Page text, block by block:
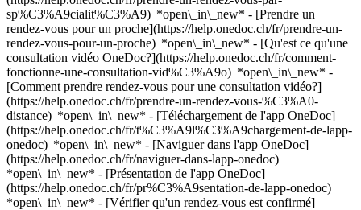
sp%C3%A9cialit%C3%A9) *open\_in\_new* - [Prendre un
rendez-vous pour un proche](https://help.onedoc.ch/fr/prendre-un-
rendez-vous-pour-un-proche) *open\_in\_new* - [Qu'est ce qu'une
consultation vidéo OneDoc?](https://help.onedoc.ch/fr/comment-
fonctionne-une-consultation-vid%C3%A9o) *open\_in\_new* -
[Comment prendre rendez-vous pour une consultation vidéo?]
(https://help.onedoc.ch/fr/prendre-un-rendez-vous-%C3%A0-
distance) *open\_in\_new* - [Téléchargement de l'app OneDoc]
(https://help.onedoc.ch/fr/t%C3%A9l%C3%A9chargement-de-lapp-
onedoc) *open\_in\_new* - [Naviguer dans l'app OneDoc]
(https://help.onedoc.ch/fr/naviguer-dans-lapp-onedoc)
*open\_in\_new* - [Présentation de l'app OneDoc]
(https://help.onedoc.ch/fr/pr%C3%A9sentation-de-lapp-onedoc)
*open\_in\_new* - [Vérifier qu'un rendez-vous est confirmé](https://help.onedoc.ch/fr/v%C3%A9rifier-quun-rendez-vous-est-confirm%C3%A9) *open\_in\_new* - [Annuler un rendez-vous pris en ligne sur OneDoc](https://help.onedoc.ch/fr/annuler-un-rendez-vous-pris-en-ligne-sur-onedoc) *open\_in\_new* - [Je ne reçois pas de confirmation de rendez-vous](https://help.onedoc.ch/fr/je-ne-re%C3%A7ois-pas-de-confirmation-de-rendez-vous) *open\_in\_new* [Voir tous nos articles *open\_in\_new*](https://help.onedoc.ch/fr/) close ## Modifier votre recherche ![Maison avec un signe plus annonçant qu’une consultation peut être effectuée sur place](https://www.onedoc.ch/assets/images/icons/on-site.svg) Sur place ![Caméra avec un symbole lecture annonçant qu’une consultation peut être effectuée à distance en vidéo](https://www.onedoc.ch/assets/images/icons/remote.svg) À distance Rechercher #### Spécialités #### Praticiens #### Établissements edit Perçage d'oreilles à Onex tune Filtrer par Nouveaux patients*keyboard\_arrow\_down* - Acceptés*check\_circle* Langue parlée*keyboard\_arrow\_down* - Albanais*check\_circle* - Allemand*check\_circle* - Anglais*check\_circle* - Arabe*check\_circle* - Espagnol*check\_circle* - Français*check\_circle* - Italien*check\_circle* - Persan*check\_circle* - Peul*check\_circle* - Portugais*check\_circle* - Turc*check\_circle* - Vietnamien*check\_circle* Sexe*keyboard\_arrow\_down* - Femme*check\_circle* - Homme*check\_circle* Réseau*keyboard\_arrow\_down* - Sun Store*check\_circle* - Amavita*check\_circle* - Coop Vitality*check\_circle* Disponibilité*keyboard\_arrow\_down* - Disponible aujourdhui*check\_circle* - Dans les 3 prochains jours*check\_circle* - Dans les 7 prochains jours*check\_circle* - Dans les 14 prochains jours*check\_circle* # __Perçage d'oreilles__ à __Onex__: prenez rendez-vous en ligne aujourd'hui ## 3 résultats à Onex [![Pharmacie Munier SA, pharmacie à Onex](https://assets.onedoc.ch/images/entities/63ecad2e3152028a8d46cc02a582a8e2558b8a2f70411c63aea710b0ba50595e-small.png "Pharmacie Munier SA, pharmacie à Onex")](https://www.onedoc.ch/fr/pharmacie/onex/e601/pharmacie-munier-sa) ### [Pharmacie Munier SA](https://www.onedoc.ch/fr/pharmacie/onex/e601/pharmacie-munier-sa) ![Badge indiquant un profil vérifié](https://www.onedoc.ch/assets/images/icons/checkmark.svg) Pharmacie Avenue des Grandes-Communes 27 1213 Onex ![Icône patient avec un signe plus annonçant que le professionnel accepte de nouveaux patients](https://www.onedoc.ch/assets/images/icons/new-patients.svg)Accepte les nouveaux patients [Réserver un RDV](https://www.onedoc.ch/fr/pharmacie/onex/e601/pharmacie-munier-sa) *chevron\_left* lun. 03 août *chevron\_right* Voir plus de rendez-vous *error\_outline* Une erreur s'est produite lors du chargement des disponibilités [Réessayer](https://www.onedoc.ch) [![Coop Vitality Onex, pharmacie à Onex](https://assets.onedoc.ch/images/entities/d28f2731f2af37f24c4d95cec9d2e4b75a8872863f68b5e8c393b504ffae1839-small.png "Coop Vitality Onex, pharmacie à Onex")](https://www.onedoc.ch/fr/pharmacie/onex/e2e3/coop-vitality-onex) ### [Coop Vitality Onex](https://www.onedoc.ch/fr/pharmacie/onex/e2e3/coop-vitality-onex) ![Badge indiquant un profil vérifié](https://www.onedoc.ch/assets/images/icons/checkmark.svg) Pharmacie Rue des Bossons 21 1213 Onex ![Icône patient avec un signe plus annonçant que le professionnel accepte de nouveaux patients](https://www.onedoc.ch/assets/images/icons/new-patients.svg)Accepte les nouveaux patients [Réserver un RDV](https://www.onedoc.ch/fr/pharmacie/onex/e2e3/coop-vitality-onex) *chevron\_left* lun. 03 août *chevron\_right* Voir plus de rendez-vous *error\_outline* Une erreur s'est produite lors du chargement des disponibilités [Réessayer](https://www.onedoc.ch) [![Pharmacie Populaire Caroll, prestations de santé en pharmacie à Onex](https://assets.onedoc.ch/images/users/45d0ffe7dfaeb858a778c7555a537d527e920fcf536cddb7f82133d6b69ab993-small.jpg "Pharmacie Populaire Caroll, prestations de santé en pharmacie à Onex")](https://www.onedoc.ch/fr/prestations-de-sante-en-pharmacie/onex/pcfu3/pharmacie-populaire-caroll) ### [Pharmacie Populaire Caroll](https://www.onedoc.ch/fr/prestations-de-sante-en-pharmacie/onex/pcfu3/pharmacie-populaire-caroll) ![Badge indiquant un profil vérifié](https://www.onedoc.ch/assets/images/icons/checkmark.svg) [Prestations de santé en pharmacie](https://www.onedoc.ch/fr/prestations-de-sante-en-pharmacie/onex) [Pharmacie Populaire Caroll](https://www.onedoc.ch/fr/pharmacie/onex/e41m/pharmacie-populaire-caroll) Chemin de la Caroline 18 1213 Onex ![Icône patient avec un signe plus annonçant que le professionnel accepte de nouveaux patients](https://www.onedoc.ch/assets/images/icons/new-patients.svg)Accepte les nouveaux patients [Réserver un RDV](https://www.onedoc.ch/fr/prestations-de-sante-en-pharmacie/onex/pcfu3/pharmacie-populaire-caroll) Expertises: Perçage d'oreilles, [Test streptocoques](https://www.onedoc.ch/fr/test-streptocoques/onex), [Dépistage du cancer colorectal](https://www.onedoc.ch/fr/depistage-du-cancer-colorectal/onex), [Vaccination encéphalite à tiques (FSME)](https://www.onedoc.ch/fr/vaccination-encephalite-a-tiques-fsme/onex), [Vaccination rougeole - rubéole - oreillon (ROR)](https://www.onedoc.ch/fr/vaccination-rougeole-rubeole-oreillon-ror/onex), [Bas de compression](https://www.onedoc.ch/fr/bas-de-compression/onex), [Contraception d'urgence](https://www.onedoc.ch/fr/contraception-d-urgence/onex), [Mesure de la glycémie](https://www.onedoc.ch/fr/mesure-de-la-glycemie/onex), [Préparation magistrale en aromathérapie](https://www.onedoc.ch/fr/preparation-magistrale-en-aromatherapie/onex)Voir plus *chevron\_left* lun. 03 août *chevron\_right* Voir plus de rendez-vous *error\_outline* Une erreur s'est produite lors du chargement des disponibilités [Réessayer](https://www.onedoc.ch) Expertises: Perçage d'oreilles, [Test streptocoques](https://www.onedoc.ch/fr/test-streptocoques/onex), [Dépistage du cancer colorectal](https://www.onedoc.ch/fr/depistage-du-cancer-colorectal/onex), [Vaccination encéphalite à tiques (FSME)](https://www.onedoc.ch/fr/vaccination-encephalite-a-tiques-fsme/onex), [Vaccination rougeole - rubéole - oreillon (ROR)](https://www.onedoc.ch/fr/vaccination-rougeole-rubeole-oreillon-ror/onex), [Bas de compression](https://www.onedoc.ch/fr/bas-de-compression/onex), [Contraception d'urgence](https://www.onedoc.ch/fr/contraception-d-urgence/onex), [Mesure de la glycémie](https://www.onedoc.ch/fr/mesure-de-la-glycemie/onex), [Préparation magistrale en aromathérapie](https://www.onedoc.ch/fr/preparation-magistrale-en-aromatherapie/onex)Voir plus ## __Perçage d'oreilles__: d'autres spécialistes sont réservables en ligne dans les environs de __Onex__ [![Sun Store Petit-Lancy, pharmacie à Lancy](https://assets.onedoc.ch/images/entities/602e1712b36c5929bb780a3cf4a363a05435660cadb4347a2b0f2549fc903e42-small.png "Sun Store Petit-Lancy, pharmacie à Lancy")](https://www.onedoc.ch/fr/pharmacie/lancy/e4q1/sun-store-petit-lancy) ### [Sun Store Petit-Lancy](https://www.onedoc.ch/fr/pharmacie/lancy/e4q1/sun-store-petit-lancy) ![Badge indiquant un profil vérifié](https://www.onedoc.ch/assets/images/icons/checkmark.svg) Pharmacie Route de Chancy 71 1213 Lancy ![Icône patient avec un signe plus annonçant que le professionnel accepte de nouveaux patients](https://www.onedoc.ch/assets/images/icons/new-patients.svg)Accepte les nouveaux patients [Réserver un RDV](https://www.onedoc.ch/fr/pharmacie/lancy/e4q1/sun-store-petit-lancy) *chevron\_left* lun. 03 août *chevron\_right* Voir plus de rendez-vous *error\_outline* Une erreur s'est produite lors du chargement des disponibilités [Réessayer](https://www.onedoc.ch) [![Pharmacie Populaire Noyer, centre de vaccination à Lancy](https://assets.onedoc.ch/images/users/780d15f31e615adebb70e5c155a5af200535a8fc30d7934b1a510d99faf35fe3-small.jpg "Pharmacie Populaire Noyer, centre de vaccination à Lancy")](https://www.onedoc.ch/fr/centre-de-vaccination/lancy/pcfve/pharmacie-populaire-noyer) ### [Pharmacie Populaire Noyer](https://www.onedoc.ch/fr/centre-de-vaccination/lancy/pcfve/pharmacie-populaire-noyer) ![Badge indiquant un profil vérifié](https://www.onedoc.ch/assets/images/icons/checkmark.svg) [Centre de vaccination](https://www.onedoc.ch/fr/centre-de-vaccination/lancy) [Pharmacie Populaire Noyer](https://www.onedoc.ch/fr/pharmacie/lancy/e41k/pharmacie-populaire-noyer) Chemin des Palettes 3 1212 Lancy ![Icône patient avec un signe plus annonçant que le professionnel accepte de nouveaux patients](https://www.onedoc.ch/assets/images/icons/new-patients.svg)Accepte les nouveaux patients [Réserver un RDV](https://www.onedoc.ch/fr/centre-de-vaccination/lancy/pcfve/pharmacie-populaire-noyer) Expertises:[Perçage d'oreilles](https://www.onedoc.ch/fr/percage-d-oreilles/lancy), [Test streptocoques](https://www.onedoc.ch/fr/test-streptocoques/lancy), [Vaccination encéphalite à tiques (FSME)](https://www.onedoc.ch/fr/vaccination-encephalite-a-tiques-fsme/lancy), [Vaccination rougeole - rubéole - oreillon (ROR)](https://www.onedoc.ch/fr/vaccination-rougeole-rubeole-oreillon-ror/lancy), [Vaccination tétanos - diphtérie - coqueluche (DTP)](https://www.onedoc.ch/fr/vaccination-tetanos-diphterie-coqueluche-dtp/lancy), [Vaccination hépatite A/B](https://www.onedoc.ch/fr/vaccination-hepatite-a-b/lancy), [Dépistage du cancer colorectal](https://www.onedoc.ch/fr/depistage-du-cancer-colorectal/lancy)Voir plus Expertises:[Perçage d'oreilles](https://www.onedoc.ch/fr/percage-d-oreilles/lancy), [Test streptocoques](https://www.onedoc.ch/fr/test-streptocoques/lancy), [Vaccination encéphalite à tiques (FSME)](https://www.onedoc.ch/fr/vaccination-encephalite-a-tiques-fsme/lancy), [Vaccination rougeole - rubéole - oreillon (ROR)](https://www.onedoc.ch/fr/vaccination-rougeole-rubeole-oreillon-ror/lancy), [Vaccination tétanos